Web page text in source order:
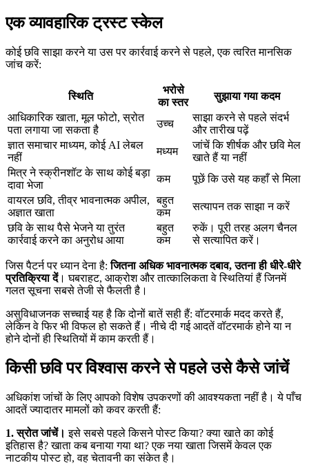
एक व्यावहारिक ट्रस्ट स्केल
कोई छवि साझा करने या उस पर कार्रवाई करने से पहले, एक त्वरित मानसिक
जांच करें:
स्थिति
भरोसे
का स्तर
सुझाया गया कदम
आधिकारिक खाता, मूल फोटो, स्रोत
पता लगाया जा सकता है
उच्च
साझा करने से पहले संदर्भ
और तारीख पढ़ें
ज्ञात समाचार माध्यम, कोई AI लेबल
नहीं
मध्यम
जांचें कि शीर्षक और छवि मेल
खाते हैं या नहीं
मित्र ने स्क्रीनशॉट के साथ कोई बड़ा
दावा भेजा
कम
पूछें कि उसे यह कहाँ से मिला
वायरल छवि, तीव्र भावनात्मक अपील,
अज्ञात खाता
बहुत
कम
सत्यापन तक साझा न करें
छवि के साथ पैसे भेजने या तुरंत
कार्रवाई करने का अनुरोध आया
बहुत
कम
रुकें। पूरी तरह अलग चैनल
से सत्यापित करें।
जिस पैटर्न पर ध्यान देना है:जितना अधिक भावनात्मक दबाव, उतना ही धीरे-धीरे
प्रतिक्रिया दें। घबराहट, आक्रोश और तात्कालिकता वे स्थितियां हैं जिनमें
गलत सूचना सबसे तेजी से फैलती है।
असुविधाजनक सच्चाई यह है कि दोनों बातें सही हैं: वॉटरमार्क मदद करते हैं,
लेकिन वे फिर भी विफल हो सकते हैं। नीचे दी गई आदतें वॉटरमार्क होने या न
होने दोनों ही स्थितियों में काम करती हैं।
किसी छवि पर विश्वास करने से पहले उसे कैसे जांचें
अधिकांश जांचों के लिए आपको विशेष उपकरणों की आवश्यकता नहीं है। ये पाँच
आदतें ज्यादातर मामलों को कवर करती हैं:
1. स्रोत जांचें। इसे सबसे पहले किसने पोस्ट किया? क्या खाते का कोई
इतिहास है? खाता कब बनाया गया था? एक नया खाता जिसमें केवल एक
नाटकीय पोस्ट हो, वह चेतावनी का संकेत है।